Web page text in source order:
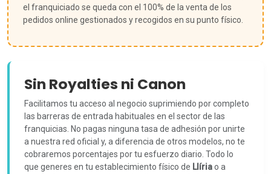
el franquiciado se queda con el 100% de la venta de los
pedidos online gestionados y recogidos en su punto físico.
Sin Royalties ni Canon
Facilitamos tu acceso al negocio suprimiendo por completo
las barreras de entrada habituales en el sector de las
franquicias. No pagas ninguna tasa de adhesión por unirte
a nuestra red oficial y, a diferencia de otros modelos, no te
cobraremos porcentajes por tu esfuerzo diario. Todo lo
que generes en tu establecimiento físico de Llíriao a